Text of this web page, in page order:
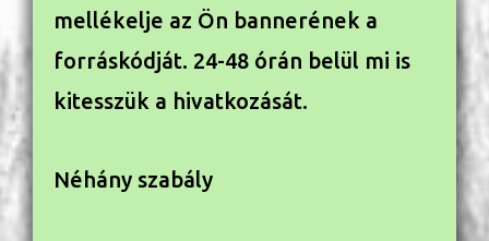
mellékelje az Ön bannerének a
forráskódját. 24-48 órán belül mi is
kitesszük a hivatkozását.
Néhány szabály